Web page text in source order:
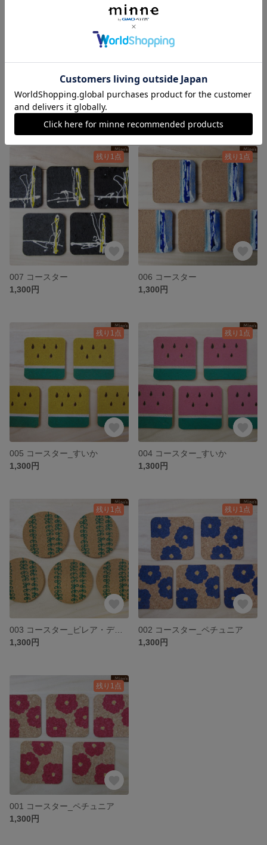
009 コースター
1,300円
008 コースター
1,300円
残り1点
007 コースター
1,300円
残り1点
006 コースター
1,300円
残り1点
005 コースター_すいか
1,300円
残り1点
004 コースター_すいか
1,300円
残り1点
1,300円
残り1点
002 コースター_ペチュニア
1,300円
残り1点
001 コースター_ペチュニア
1,300円